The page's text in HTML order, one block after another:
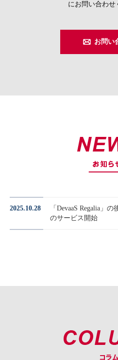
にお問い合わせ
お問い
2025.10.28
「DevaaS Regalia」の
のサービス開始